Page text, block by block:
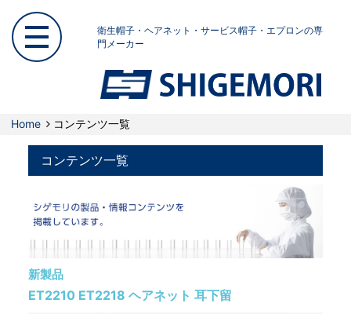
衛生帽子・ヘアネット・サービス帽子・エプロンの専
門メーカー
Home コンテンツ一覧
コンテンツ一覧
新製品
ET2210 ET2218 ヘアネット 耳下留